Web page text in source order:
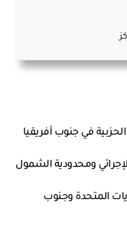
في جنوب أفريقيا
بين التحديث الإجرائي ومحدودية الشمول
المتحدة وجنوب